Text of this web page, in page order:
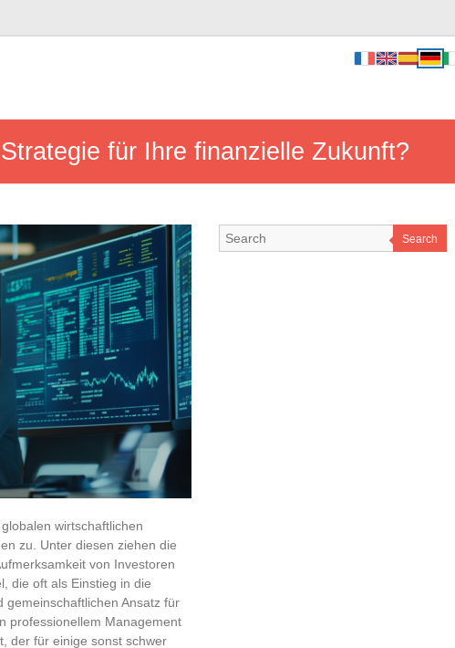
für Ihre finanzielle Zukunft?
wirtschaftlichen
zu. Unter diesen ziehen die
von Investoren
die oft als Einstieg in die
gemeinschaftlichen Ansatz für
professionellem Management
der für einige sonst schwer
Search